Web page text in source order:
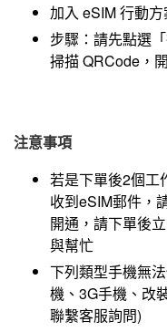
加入 eSIM 行動
步驟：請先點選
掃描 QRCode，
注意事項
若是下單後2個工
收到eSIM郵件，
開通，請下單後
與幫忙
下列類型手機無
機、3G手機、改
聯繫客服詢問)